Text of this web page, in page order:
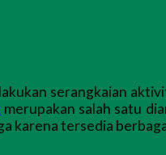
serangkaian
merupakan salah satu
karena tersedia